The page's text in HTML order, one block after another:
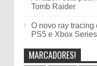
Tomb Raider
O novo ray tracing
PS5 e Xbox
MARCADORES!